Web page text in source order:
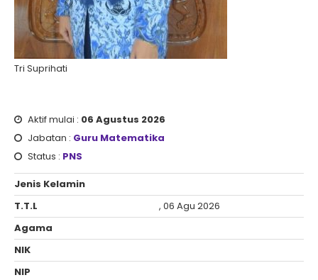
Tri Suprihati
Aktif mulai : 06 Agustus 2026
Jabatan : Guru Matematika
Status : PNS
Jenis Kelamin
T.T.L
, 06 Agu 2026
Agama
NIK
NIP